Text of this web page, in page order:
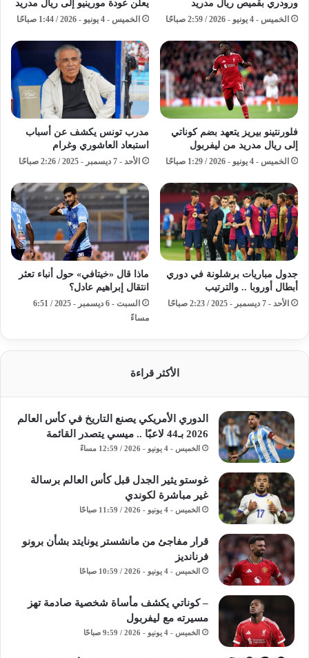
ورودري بقميص ريال مدريد
الخميس - 4 يونيو - 2026 / 2:59 صباحًا
يعلن عودة مورينيو إلى ريال مدريد
الخميس - 4 يونيو - 2026 / 1:44 صباحًا
فلورنتينو بيريز يتعهد بضم كوناتي
إلى ريال مدريد من ليفربول
الخميس - 4 يونيو - 2026 / 1:29 صباحًا
مدرب تونس يكشف عن أسباب
استبعاد العاشوري وغرام
الأحد - 7 ديسمبر - 2025 / 2:26 صباحًا
جدول مباريات برشلونة في دوري
أبطال أوروبا .. والترتيب
الأحد - 7 ديسمبر - 2025 / 2:23 صباحًا
ماذا قال «خيتافي» حول أنباء تعثر
انتقال إبراهيم عادل؟
السبت - 6 ديسمبر - 2025 / 6:51
مساءً
الأكثر قراءة
الدوري الأمريكي يصنع التاريخ في كأس العالم
2026 بـ44 لاعبًا .. ميسي يتصدر القائمة
الخميس - 4 يونيو - 2026 / 12:59 مساءً
غوستو يثير الجدل قبل كأس العالم برسالة
غير مباشرة لكوندي
الخميس - 4 يونيو - 2026 / 11:59 صباحًا
قرار مفاجئ من مانشستر يونايتد بشأن برونو
فرنانديز
الخميس - 4 يونيو - 2026 / 10:59 صباحًا
– كوناتي يكشف مأساة شخصية صادمة تهز
مسيرته مع ليفربول
الخميس - 4 يونيو - 2026 / 9:59 صباحًا